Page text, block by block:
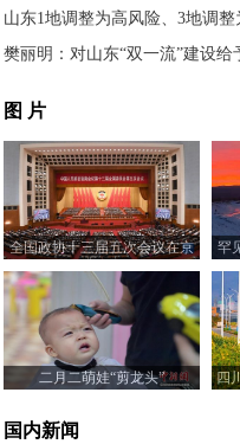
山东1地调整为高风险、3地调整
樊丽明：对山东“双一流”建设给
图 片
全国政协十三届五次会议在京
开幕
罕
二月二萌娃“剪龙头” 四
国内新闻